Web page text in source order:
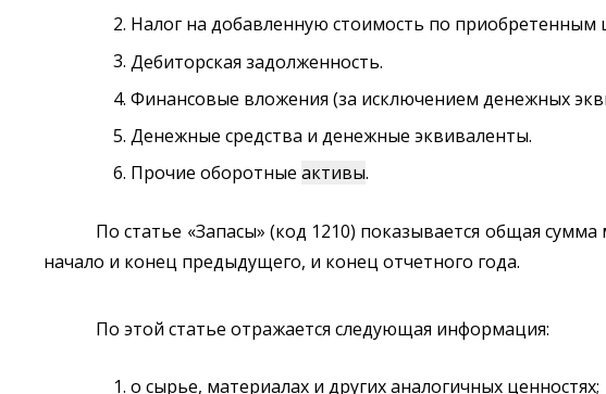
Налог на добавленную стоимость по приобретенным
Дебиторская задолженность.
Финансовые вложения (за исключением денежных
Денежные средства и денежные эквиваленты.
Прочие оборотные активы.
По статье «Запасы» (код 1210) показывается общая
начало и конец предыдущего, и конец отчетного года.
По этой статье отражается следующая информация:
о сырье, материалах и других аналогичных ценностях;